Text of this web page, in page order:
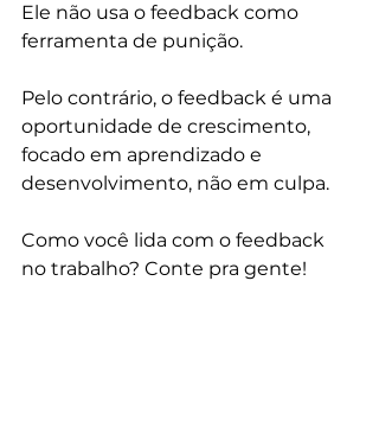
Ele não usa o feedback como
ferramenta de punição.
Pelo contrário, o feedback é uma
oportunidade de crescimento,
focado em aprendizado e
desenvolvimento, não em culpa.
Como você lida com o feedback
no trabalho? Conte pra gente!